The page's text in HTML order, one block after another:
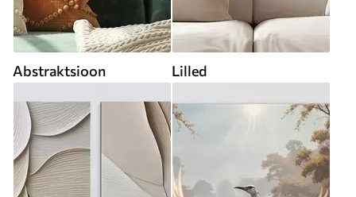
Abstraktsioon Lilled